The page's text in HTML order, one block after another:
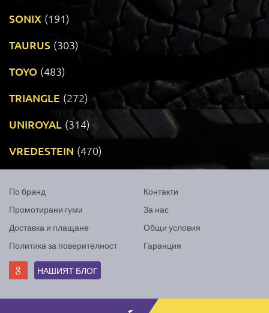
SONIX (191)
TAURUS (303)
TOYO (483)
TRIANGLE (272)
UNIROYAL (314)
VREDESTEIN (470)
По бранд
Промотирани гуми
Доставка и плащане
Политика за поверителност
Контакти
За нас
Общи условия
Гаранция
НАШИЯТ БЛОГ